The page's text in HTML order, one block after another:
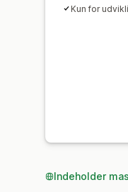
Kun for
Indeholder